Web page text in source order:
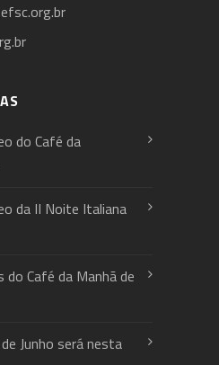
do Café da
da II Noite Italiana
Café da Manhã de
Junho será nesta